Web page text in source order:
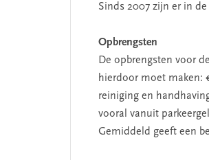
Sinds 2007 zijn er in
Opbrengsten
De opbrengsten voor
hierdoor moet maken:
reiniging en
vooral vanuit
Gemiddeld geeft een